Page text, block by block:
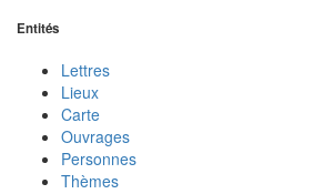
Entités
Lettres
Lieux
Carte
Ouvrages
Personnes
Thèmes